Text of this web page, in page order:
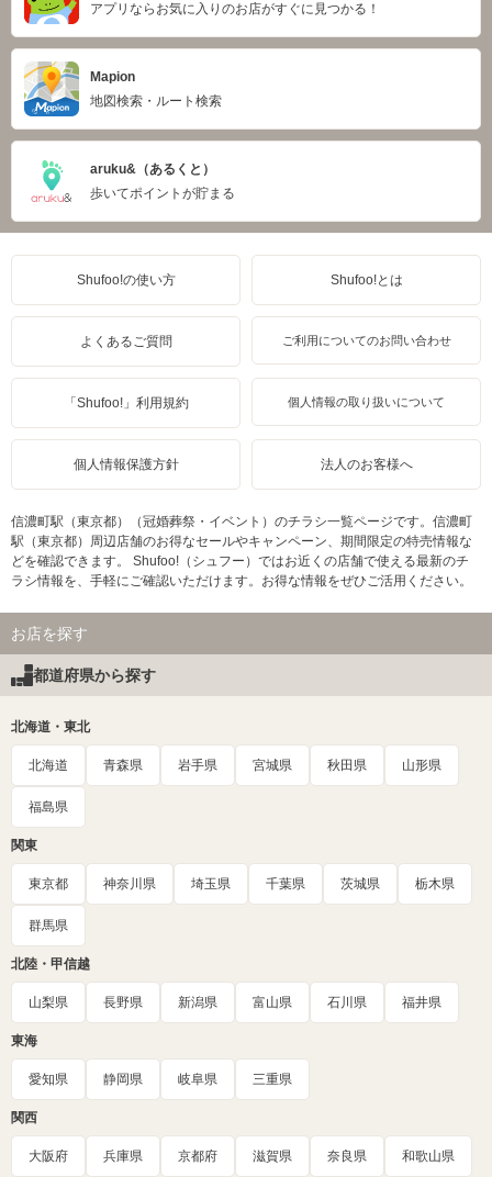
アプリならお気に入りのお店がすぐに見つかる！
Mapion
地図検索・ルート検索
aruku&（あるくと）
歩いてポイントが貯まる
Shufoo!の使い方 Shufoo!とは
よくあるご質問 ご利用についてのお問い合わせ
「Shufoo!」利用規約 個人情報の取り扱いについて
個人情報保護方針 法人のお客様へ
信濃町駅（東京都）（冠婚葬祭・イベント）のチラシ一覧ページです。信濃町
駅（東京都）周辺店舗のお得なセールやキャンペーン、期間限定の特売情報な
どを確認できます。 Shufoo!（シュフー）ではお近くの店舗で使える最新のチ
ラシ情報を、手軽にご確認いただけます。お得な情報をぜひご活用ください。
お店を探す
都道府県から探す
北海道・東北
北海道 青森県 岩手県 宮城県 秋田県 山形県
福島県
関東
東京都 神奈川県 埼玉県 千葉県 茨城県 栃木県
群馬県
北陸・甲信越
山梨県 長野県 新潟県 富山県 石川県 福井県
東海
愛知県 静岡県 岐阜県 三重県
関西
大阪府 兵庫県 京都府 滋賀県 奈良県 和歌山県